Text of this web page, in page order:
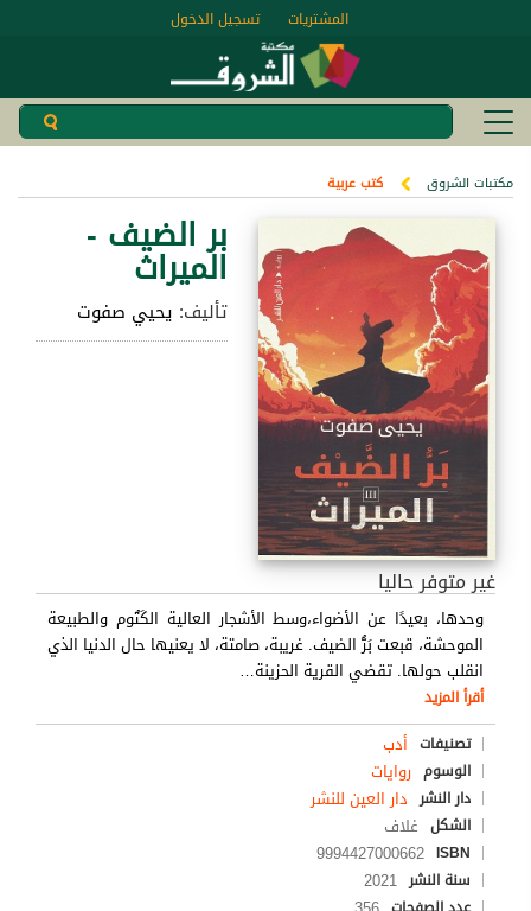
تسجيل الدخول المشتريات
مكتبات الشروق كتب عربية
بر الضيف -
الميراث
تأليف: يحيي صفوت
غير متوفر حاليا
وحدها، بعيدًا عن الأضواء،وسط الأشجار العالية الكَتُوم والطبيعة
الموحشة، قبعت بَرُّ الضيف. غريبة، صامتة، لا يعنيها حال الدنيا الذي
انقلب حولها. تقضي القرية الحزينة…
أقرأ المزيد
تصنيفات أدب
الوسوم روايات
دار النشر دار العين للنشر
الشكل غلاف
ISBN
9994427000662
سنة النشر 2021